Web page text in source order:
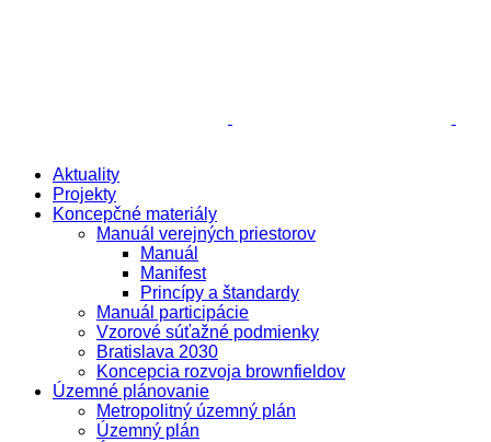
Aktuality
Projekty
Koncepčné materiály
Manuál verejných priestorov
Manuál
Manifest
Princípy a štandardy
Manuál participácie
Vzorové súťažné podmienky
Bratislava 2030
Koncepcia rozvoja brownfieldov
Územné plánovanie
Metropolitný územný plán
Územný plán